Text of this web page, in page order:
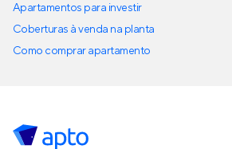
Apartamentos para investir
Coberturas à venda na planta
Como comprar apartamento